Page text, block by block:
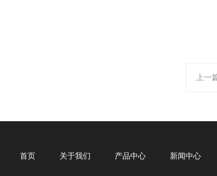
上一
首页 关于我们 产品中心 新闻中心